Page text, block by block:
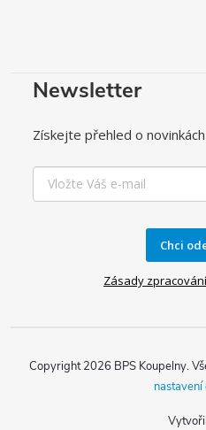
Newsletter
Získejte přehled o novinkách
Chci
Zásady
Copyright 2026 BPS Koupelny.
nastavení